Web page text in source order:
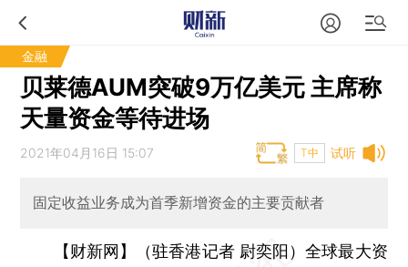
金融
贝莱德AUM突破9万亿美元 主席称
天量资金等待进场
试听
2021年04月16日 15:07 T中
固定收益业务成为首季新增资金的主要贡献者
【财新网】（驻香港记者 尉奕阳）全球最大资